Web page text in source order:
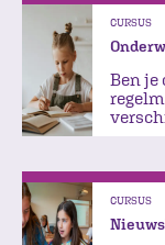
CURSUS
Ben
CURSUS